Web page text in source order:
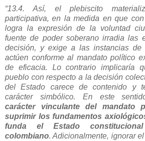
“13.4. Así, el plebiscito
participativa, en la medida en que
logra la expresión de la voluntad
fuente de poder soberano irradia las
decisión, y exige a las instancias de
actúen conforme al mandato político
de eficacia. Lo contrario implicaría
pueblo con respecto a la decisión
del Estado carece de contenido y
carácter simbólico. En este
carácter vinculante del mandato
suprimir los fundamentos
funda el Estado
colombiano. Adicionalmente, ignorar